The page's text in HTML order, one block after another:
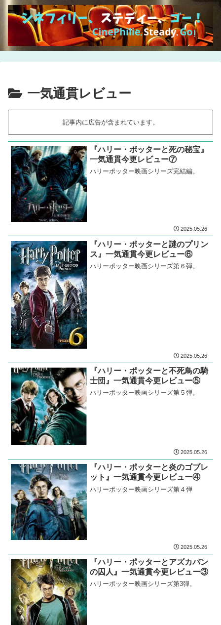
一気通貫レビュー
記事内に広告が含まれています。
『ハリー・ポッターと死の秘宝』
一気通貫今更レビュー⑦
ハリーポッター映画シリーズ完結編。
2025.05.26
『ハリー・ポッターと謎のプリン
ス』一気通貫今更レビュー⑥
ハリーポッター映画シリーズ第６弾。
2025.05.26
『ハリー・ポッターと不死鳥の騎
士団』一気通貫今更レビュー⑤
ハリーポッター映画シリーズ第５弾。
2025.05.26
『ハリー・ポッターと炎のゴブレ
ット』一気通貫今更レビュー④
ハリーポッター映画シリーズ第４弾
2025.05.26
『ハリー・ポッターとアズカバン
の囚人』一気通貫今更レビュー③
ハリーポッター映画シリーズ第3弾。